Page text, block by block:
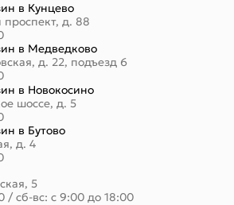
в Кунцево
проспект, д. 88
в Медведково
д. 22, подъезд 6
в Новокосино
шоссе, д. 5
в Бутово
д. 4
5
/ сб-вс: с 9:00 до 18:00